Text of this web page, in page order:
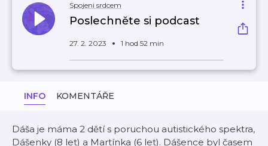
Spojeni srdcem
Poslechněte si podcast
27. 2. 2023 1 hod 52 min
INFO KOMENTÁŘE
Dáša je máma 2 dětí s poruchou autistického spektra,
Dášenky (8 let) a Martínka (6 let). Dášence byl časem